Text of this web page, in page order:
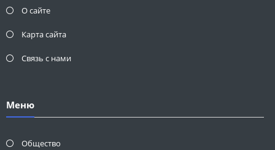
О сайте
Карта сайта
Связь с нами
Меню
Общество